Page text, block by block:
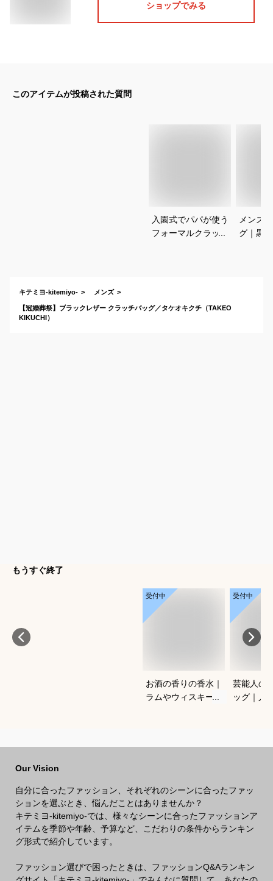
ショップでみる
このアイテムが投稿された質問
入園式でパパが使う
フォーマルクラッチ
メンズ
グ｜黒
キテミヨ-kitemiyo- メンズ
【冠婚葬祭】ブラックレザー クラッチバッグ／タケオキクチ（TAKEO
KIKUCHI）
もうすぐ終了
受付中
お酒の香りの香水｜
ラムやウィスキーな
受付中
芸能人の
ッグ｜人
Our Vision
自分に合ったファッション、それぞれのシーンに合ったファッ
ションを選ぶとき、悩んだことはありませんか？
キテミヨ-kitemiyo-では、様々なシーンに合ったファッションア
イテムを季節や年齢、予算など、こだわりの条件からランキン
グ形式で紹介しています。
ファッション選びで困ったときは、ファッションQ&Aランキン